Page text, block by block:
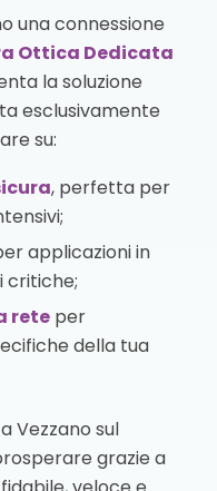
una connessione
Ottica Dedicata
la soluzione
esclusivamente
su:
, perfetta per
applicazioni in
critiche;
reteper
della tua
Vezzano sul
grazie a